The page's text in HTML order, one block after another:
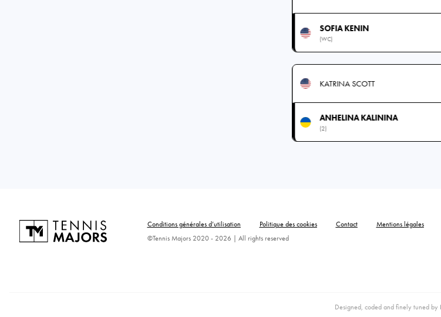
SOFIA KENIN
(WC)
KATRINA SCOTT
ANHELINA KALININA
(2)
Conditions générales d’utilisation Politique des cookies Contact
Mentions légales
©Tennis Majors 2020 - 2026 | All rights reserved
Designed, coded and finely tuned by